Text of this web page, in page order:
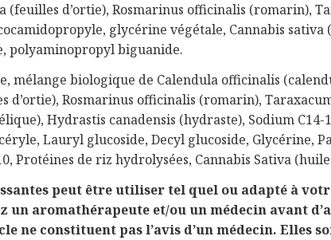
(feuilles d’ortie), Rosmarinus officinalis (romarin),
glycérine végétale, Cannabis
polyaminopropyl biguanide.
mélange biologique de Calendula officinalis
d’ortie), Rosmarinus officinalis (romarin),
Hydrastis canadensis (hydraste), Sodium
Lauryl glucoside, Decyl glucoside, Glycérine,
de riz hydrolysées, Cannabis Sativa
peut être utiliser tel quel ou adapté à
un aromathérapeute et/ou un médecin avant
ne constituent pas l’avis d’un médecin. Elles